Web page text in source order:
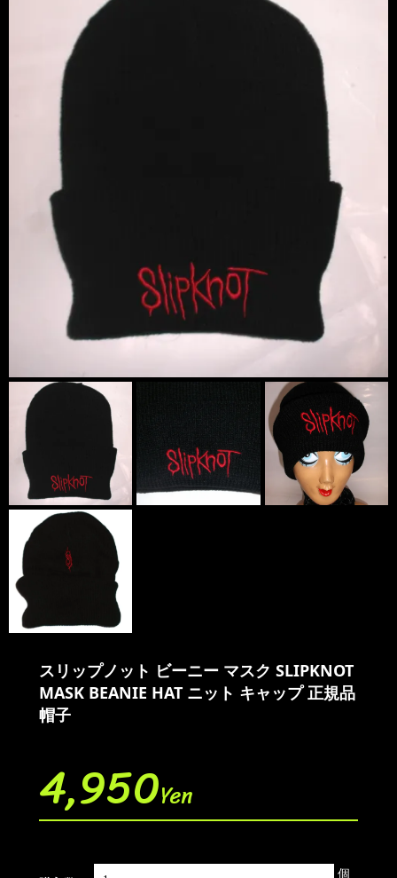
スリップノット ビーニー マスク SLIPKNOT
MASK BEANIE HAT ニット キャップ 正規品
帽子
4,950Yen
個